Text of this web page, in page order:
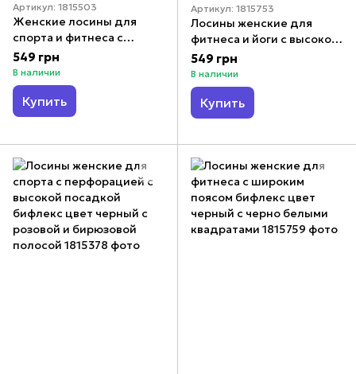
Артикул: 1815503
Женские лосины для
спорта и фитнеса с
утяжкой бифлекс цвет
черный с розовой
полосой
549 грн
В наличии
Купить
Артикул: 1815753
Лосины женские для
фитнеса и йоги с высокой
посадкой микродайвинг
цвет белый с черным с
узором
549 грн
В наличии
Купить